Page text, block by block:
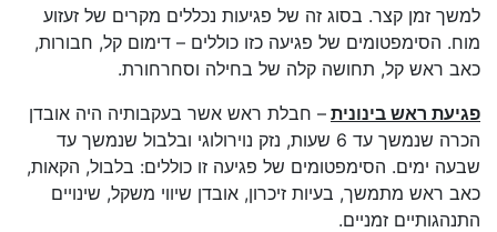
למשך זמן קצר. בסוג זה של פגיעות נכללים מקרים של זעזוע
מוח. הסימפטומים של פגיעה כזו כוללים – דימום קל, חבורות,
כאב ראש קל, תחושה קלה של בחילה וסחרחורת.
פגיעת ראש בינונית – חבלת ראש אשר בעקבותיה היה אובדן
הכרה שנמשך עד 6 שעות, נזק נוירולוגי ובלבול שנמשך עד
שבעה ימים. הסימפטומים של פגיעה זו כוללים: בלבול, הקאות,
כאב ראש מתמשך, בעיות זיכרון, אובדן שיווי משקל, שינויים
התנהגותיים זמניים.